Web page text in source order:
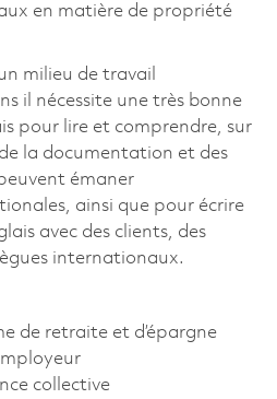
en matière de propriété
milieu de travail
il nécessite une très bonne
pour lire et comprendre, sur
la documentation et des
émaner
ainsi que pour écrire
avec des clients, des
internationaux.
de retraite et d’épargne
collective